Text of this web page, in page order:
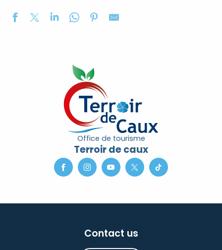
Ferme aquaponique de l'Abbaye
Maison Autin - Tapissier - Décorateur
Le Tissage du Ronchay
Annie B. Céramique
Parc et Jardin du Château de Bosmelet
Vestiges du Château Gauthier Giffard
Ferme de la Saâne
Jardin public d'Auffay
Jardin du Château d'Imbleville
Moulin de l'Arbalète
Office de tourisme
Terroir de caux
Contact us